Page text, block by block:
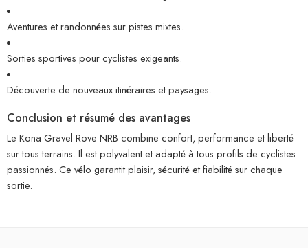
Aventures et randonnées sur pistes mixtes.
Sorties sportives pour cyclistes exigeants.
Découverte de nouveaux itinéraires et paysages.
Conclusion et résumé des avantages
Le Kona Gravel Rove NRB combine confort, performance et liberté
sur tous terrains. Il est polyvalent et adapté à tous profils de cyclistes
passionnés. Ce vélo garantit plaisir, sécurité et fiabilité sur chaque
sortie.